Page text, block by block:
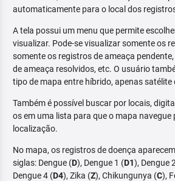
automaticamente para o local dos
A tela possui um menu que permite
visualizar. Pode-se visualizar somente os
somente os registros de ameaça
de ameaça resolvidos, etc. O usuário
tipo de mapa entre híbrido, apenas satélite
Também é possível buscar por locais,
os em uma lista para que o mapa navegue
localização.
No mapa, os registros de doença
siglas: Dengue (D), Dengue 1 (D1), Dengue
Dengue 4 (D4), Zika (Z), Chikungunya (C),